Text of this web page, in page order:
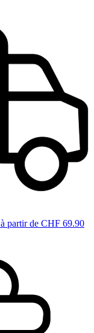
à partir de CHF 69.90